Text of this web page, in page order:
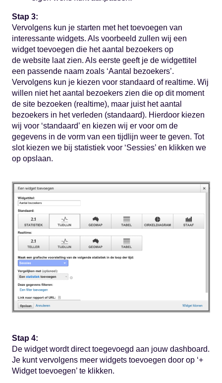
Stap 3:
Vervolgens kun je starten met het toevoegen van
interessante widgets. Als voorbeeld zullen wij een
widget toevoegen die het aantal bezoekers op
de website laat zien. Als eerste geeft je de widgettitel
een passende naam zoals ‘Aantal bezoekers’.
Vervolgens kun je kiezen voor standaard of realtime. Wij
willen niet het aantal bezoekers zien die op dit moment
de site bezoeken (realtime), maar juist het aantal
bezoekers in het verleden (standaard). Hierdoor kiezen
wij voor ‘standaard’ en kiezen wij er voor om de
gegevens in de vorm van een tijdlijn weer te geven. Tot
slot kiezen we bij statistiek voor ‘Sessies’ en klikken we
op opslaan.
Stap 4:
De widget wordt direct toegevoegd aan jouw dashboard.
Je kunt vervolgens meer widgets toevoegen door op ‘+
Widget toevoegen’ te klikken.